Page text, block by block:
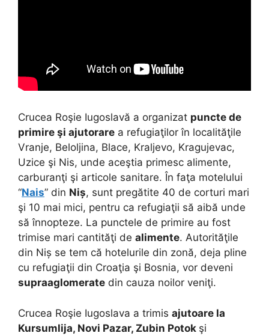
Crucea Roşie Iugoslavă a organizat puncte de
primire şi ajutorare a refugiaţilor în localităţile
Vranje, Beloljina, Blace, Kraljevo, Kragujevac,
Uzice şi Nis, unde aceştia primesc alimente,
carburanţi şi articole sanitare. În faţa motelului
“Nais” din Niș, sunt pregătite 40 de corturi mari
şi 10 mai mici, pentru ca refugiaţii să aibă unde
să înnopteze. La punctele de primire au fost
trimise mari cantităţi de alimente. Autorităţile
din Niș se tem că hotelurile din zonă, deja pline
cu refugiaţii din Croaţia şi Bosnia, vor deveni
supraaglomerate din cauza noilor veniţi.
Crucea Roşie Iugoslava a trimis ajutoare la
Kursumlija, Novi Pazar, Zubin Potok şi